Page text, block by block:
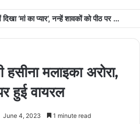
बारनवापारा अभ्यारण्य में दिखा ‘मां का प्यार’, नन्हें शावकों को पीठ पर बैठाकर घूमती दिखी मादा भालू
मलाइका अरोरा,
हुई वायरल
June 4, 2023 1 minute read